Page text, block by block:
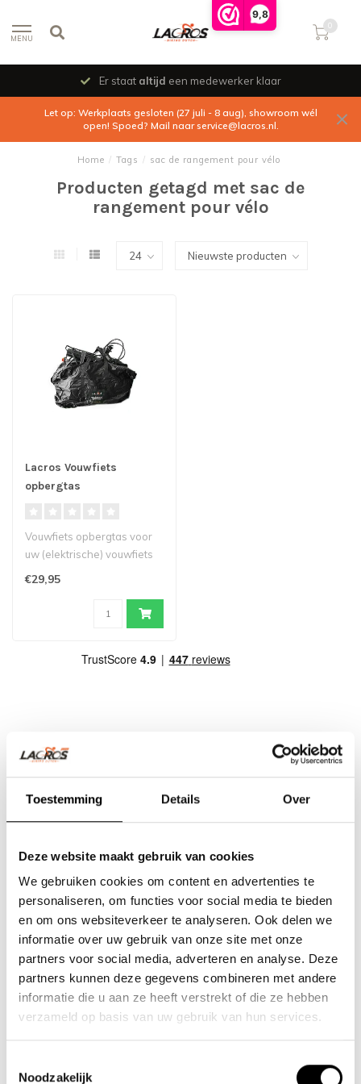
9,8
Toestemming Details Over
Deze website maakt gebruik van cookies
We gebruiken cookies om content en advertenties te
personaliseren, om functies voor social media te bieden
en om ons websiteverkeer te analyseren. Ook delen we
informatie over uw gebruik van onze site met onze
partners voor social media, adverteren en analyse. Deze
partners kunnen deze gegevens combineren met andere
informatie die u aan ze heeft verstrekt of die ze hebben
verzameld op basis van uw gebruik van hun services.
Noodzakelijk
MENU
0
Er staat altijd een medewerker klaar
Let op: Werkplaats gesloten (27 juli - 8 aug), showroom wél
open! Spoed? Mail naarservice@lacros.nl.
Home / Tags / sac de rangement pour vélo
Producten getagd met sac de
rangement pour vélo
Lacros Vouwfiets
opbergtas
Vouwfiets opbergtas voor
uw (elektrische) vouwfiets
€29,95
Team Lacros
Nieuwe Eerdsebaan 16, 5482 VS Schijndel Nederland